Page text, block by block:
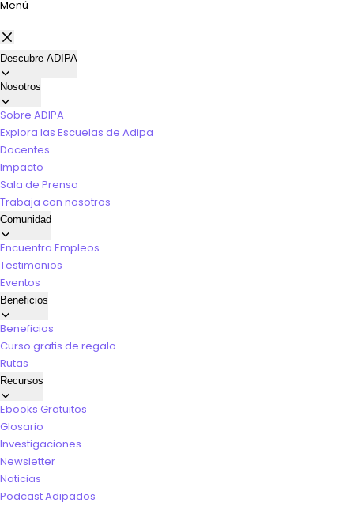
Menú
Descubre ADIPA
Nosotros
Sobre ADIPA
Explora las Escuelas de Adipa
Docentes
Impacto
Sala de Prensa
Trabaja con nosotros
Comunidad
Encuentra Empleos
Testimonios
Eventos
Beneficios
Beneficios
Curso gratis de regalo
Rutas
Recursos
Ebooks Gratuitos
Glosario
Investigaciones
Newsletter
Noticias
Podcast Adipados